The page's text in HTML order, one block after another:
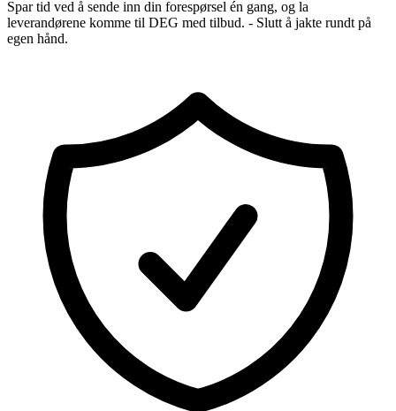
Spar tid ved å sende inn din forespørsel én gang, og la
leverandørene komme til DEG med tilbud. - Slutt å jakte rundt på
egen hånd.